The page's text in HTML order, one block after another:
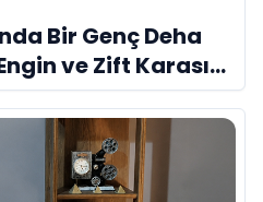
Bir Genç Deha
ve Zift Karası